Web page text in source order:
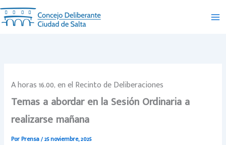
Ir
al
contenido
A horas 16.00, en el Recinto de Deliberaciones
Temas a abordar en la Sesión Ordinaria a
realizarse mañana
PorPrensa/25 noviembre, 2025